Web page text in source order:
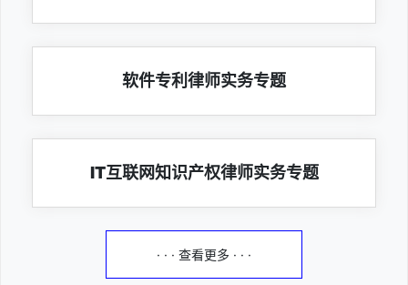
软件专利律师实务专题
IT互联网知识产权律师实务专题
· · · 查看更多 · · ·